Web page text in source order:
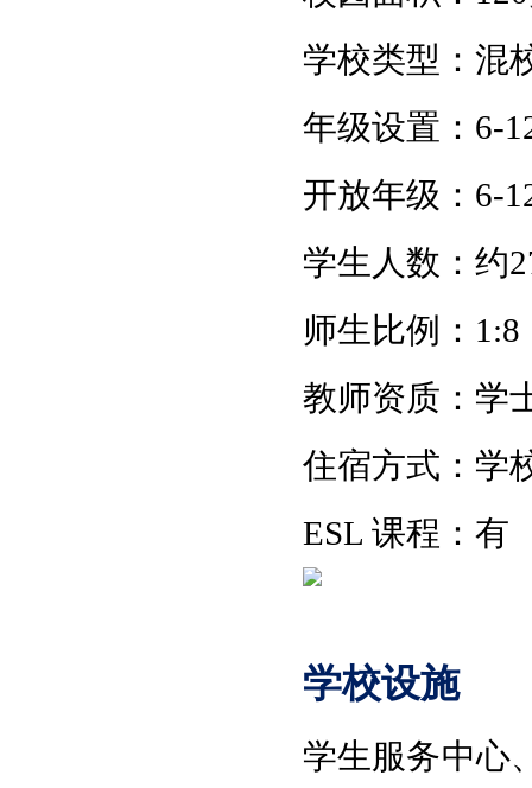
学校类型 ： 混
年级设置 ： 6-
开放年级 ： 6-
学生人数 ： 约
师生比例 ： 1:8
教师资质 ： 学
住宿方式 ： 学
ESL 课程 ： 有
学校设施
学生服务中心